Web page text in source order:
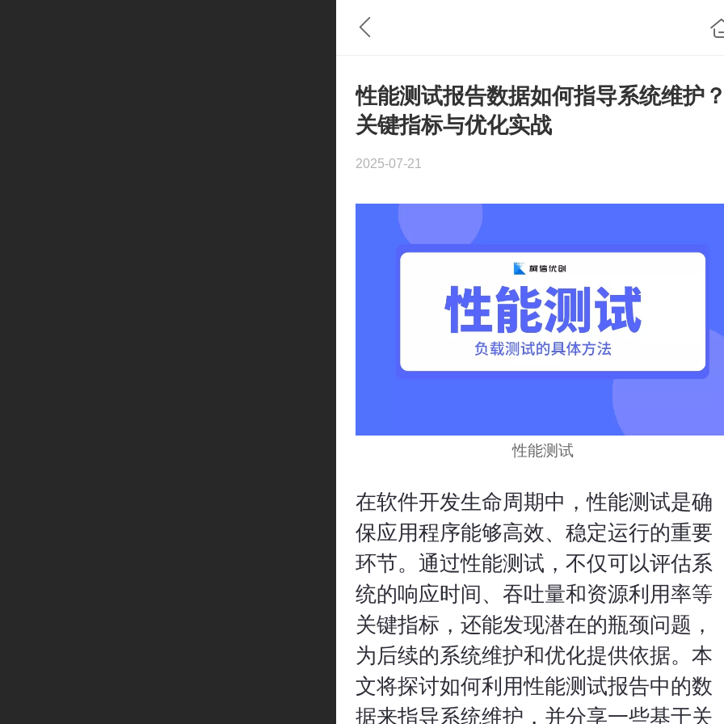
性能测试报告数据如何指导系统维护
关键指标与优化实战
2025-07-21
性能测试
在软件开发生命周期中，性能测试是确
保应用程序能够高效、稳定运行的重要
环节。通过性能测试，不仅可以评估系
统的响应时间、吞吐量和资源利用率等
关键指标，还能发现潜在的瓶颈问题，
为后续的系统维护和优化提供依据。本
文将探讨如何利用性能测试报告中的数
据来指导系统维护，并分享一些基于关